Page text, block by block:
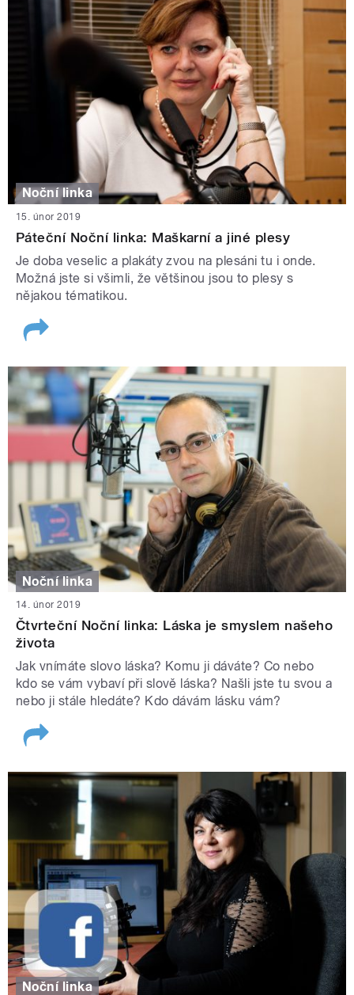
Noční linka
15. únor 2019
Páteční Noční linka: Maškarní a jiné plesy
Je doba veselic a plakáty zvou na plesáni tu i onde.
Možná jste si všimli, že většinou jsou to plesy s
nějakou tématikou.
Noční linka
14. únor 2019
Čtvrteční Noční linka: Láska je smyslem našeho
života
Jak vnímáte slovo láska? Komu ji dáváte? Co nebo
kdo se vám vybaví při slově láska? Našli jste tu svou a
nebo ji stále hledáte? Kdo dávám lásku vám?
Noční linka